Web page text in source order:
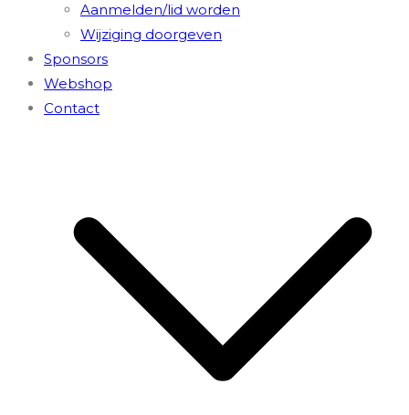
Aanmelden/lid worden
Wijziging doorgeven
Sponsors
Webshop
Contact